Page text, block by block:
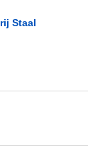
Staal